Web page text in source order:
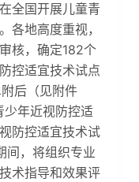
全国开展儿童青
各地高度重视，
核，确定182个
控适宜技术试点
后（见附件
少年近视防控适
防控适宜技术试
间，将组织专业
术指导和效果评